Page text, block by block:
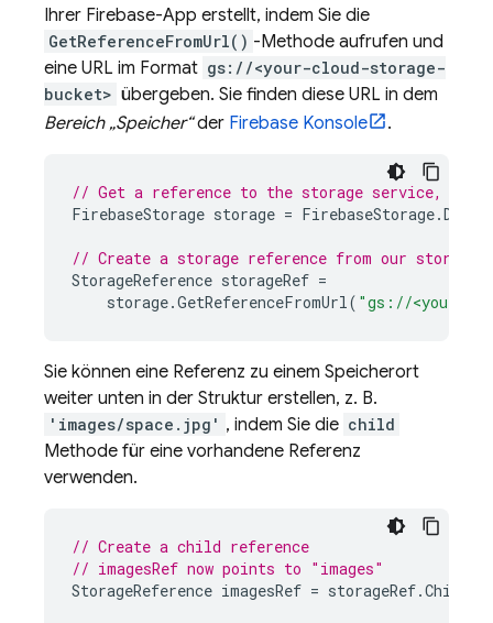
Ihrer Firebase-App erstellt, indem Sie die
GetReferenceFromUrl() -Methode aufrufen und
eine URL im Format gs://<your-cloud-storage-
bucket> übergeben. Sie finden diese URL in dem
Bereich „Speicher“der Firebase Konsole .
// Get a reference to the storage service,
FirebaseStorage storage = FirebaseStorage.
// Create a storage reference from our storage
StorageReference storageRef =
storage.GetReferenceFromUrl( "gs://<your-
Sie können eine Referenz zu einem Speicherort
weiter unten in der Struktur erstellen, z. B.
'images/space.jpg' , indem Sie die child
Methode für eine vorhandene Referenz
verwenden.
// Create a child reference
// imagesRef now points to "images"
StorageReference imagesRef = storageRef.Child